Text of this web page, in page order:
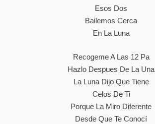
Esos Dos
Bailemos Cerca
En La Luna
Recogeme A Las 12 Pa
Hazlo Despues De La Una
La Luna Dijo Que Tiene
Celos De Ti
Porque La Miro Diferente
Desde Que Te Conocí